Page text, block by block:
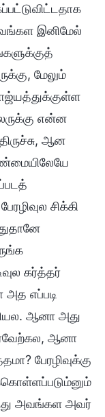
இனிமேல்
மேலும்
என்ன
ஆன
சிக்கி
கர்த்தர்
எப்படி
ஆனா அது
ஆனா
பேரழிவுக்கு
அவங்கள அவர்